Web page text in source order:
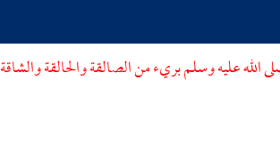
الله عليه وسلم بريء من الصالقة والحالقة والشاقة